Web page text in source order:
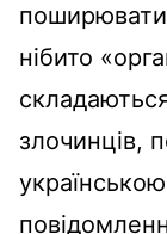
нібито
складаються
злочинців,